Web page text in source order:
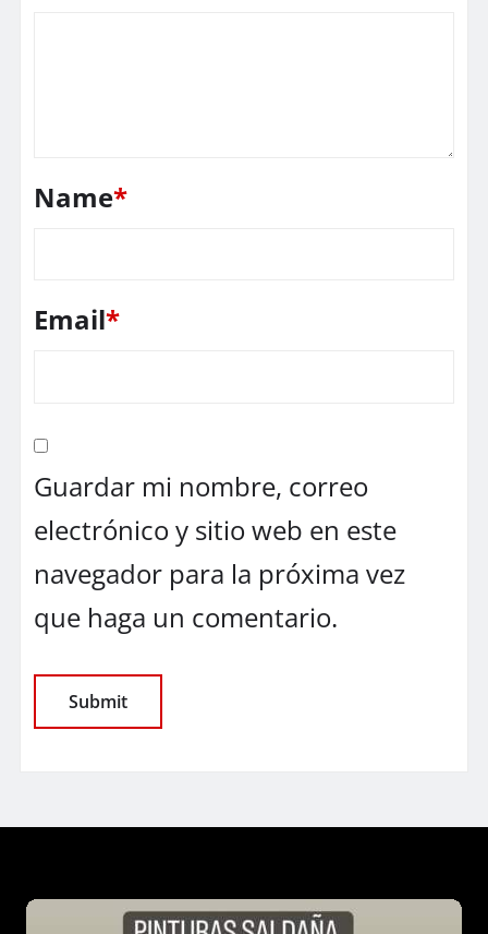
Name*
Email*
Guardar mi nombre, correo
electrónico y sitio web en este
navegador para la próxima vez
que haga un comentario.